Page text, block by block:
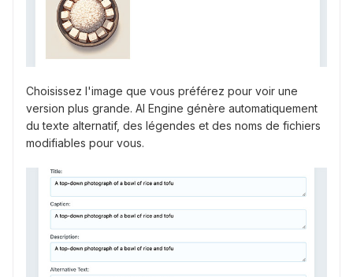
Choisissez l'image que vous préférez pour voir une
version plus grande. AI Engine génère automatiquement
du texte alternatif, des légendes et des noms de fichiers
modifiables pour vous.